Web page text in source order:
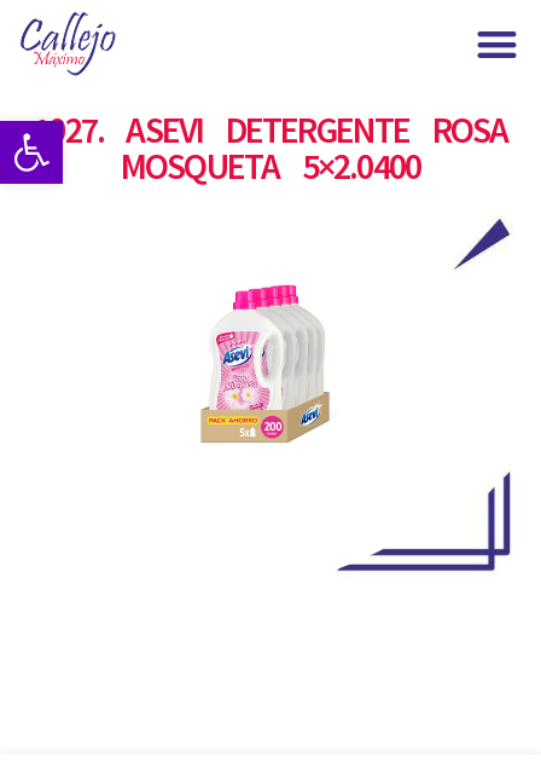
Abrir barra de herramientas
1027. ASEVI DETERGENTE ROSA
MOSQUETA 5×2.0400